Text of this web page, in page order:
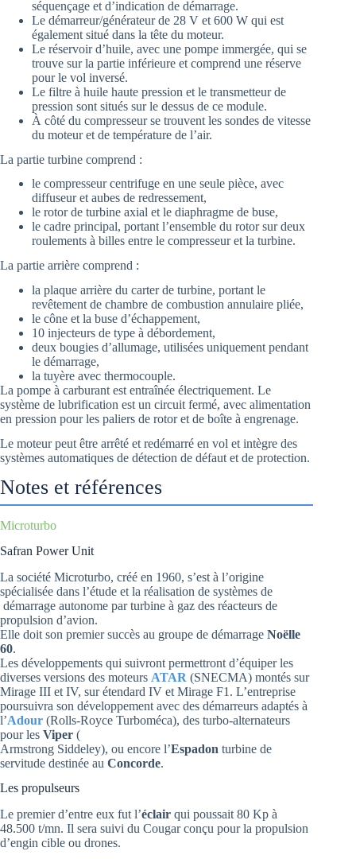
séquençage et d’indication de démarrage.
Le démarreur/générateur de 28 V et 600 W qui est
également situé dans la tête du moteur.
Le réservoir d’huile, avec une pompe immergée, qui se
trouve sur la partie inférieure et comprend une réserve
pour le vol inversé.
Le filtre à huile haute pression et le transmetteur de
pression sont situés sur le dessus de ce module.
À côté du compresseur se trouvent les sondes de vitesse
du moteur et de température de l’air.
La partie turbine comprend :
le compresseur centrifuge en une seule pièce, avec
diffuseur et aubes de redressement,
le rotor de turbine axial et le diaphragme de buse,
le cadre principal, portant l’ensemble du rotor sur deux
roulements à billes entre le compresseur et la turbine.
La partie arrière comprend :
la plaque arrière du carter de turbine, portant le
revêtement de chambre de combustion annulaire pliée,
le cône et la buse d’échappement,
10 injecteurs de type à débordement,
deux bougies d’allumage, utilisées uniquement pendant
le démarrage,
la tuyère avec thermocouple.
La pompe à carburant est entraînée électriquement. Le
système de lubrification est un circuit fermé, avec alimentation
en pression pour les paliers de rotor et de boîte à engrenage.
Le moteur peut être arrêté et redémarré en vol et intègre des
systèmes automatiques de détection de défaut et de protection.
Notes et références
Microturbo
Safran Power Unit
La société Microturbo, créé en 1960, s’est à l’origine
spécialisée dans l’étude et la réalisation de systèmes de
démarrage autonome par turbine à gaz des réacteurs de
propulsion d’avion.
Elle doit son premier succès au groupe de démarrage Noëlle
60.
Les développements qui suivront permettront d’équiper les
diverses versions des moteurs ATAR (SNECMA) montés sur
Mirage III et IV, sur étendard IV et Mirage F1. L’entreprise
poursuivra son développement avec des démarreurs adaptés à
l’Adour (Rolls-Royce Turboméca), des turbo-alternateurs
pour les Viper (
Armstrong Siddeley), ou encore l’Espadon turbine de
servitude destinée au Concorde.
Les propulseurs
Le premier d’entre eux fut l’éclair qui poussait 80 Kp à
48.500 t/mn. Il sera suivi du Cougar conçu pour la propulsion
d’engin cible ou drones.